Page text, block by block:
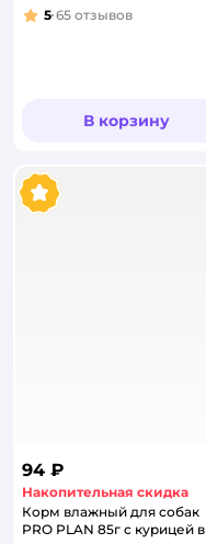
Рейтинг:
5 65 отзывов
В корзину
94 ₽
Накопительная скидка
Корм влажный для собак
PRO PLAN 85г с курицей в